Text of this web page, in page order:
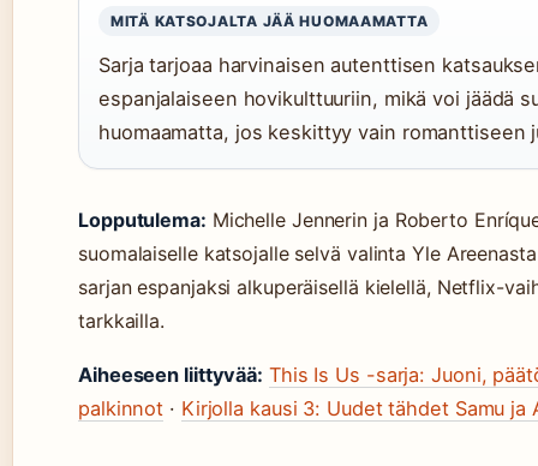
MITÄ KATSOJALTA JÄÄ HUOMAAMATTA
Sarja tarjoaa harvinaisen autenttisen
espanjalaiseen hovikulttuuriin, mikä voi jäädä
huomaamatta, jos keskittyy vain romanttiseen
Lopputulema: Michelle Jennerin ja Roberto
suomalaiselle katsojalle selvä valinta Yle
sarjan espanjaksi alkuperäisellä kielellä, Netflix-
tarkkailla.
Aiheeseen liittyvää: This Is Us -sarja: Juoni,
palkinnot · Kirjolla kausi 3: Uudet tähdet Samu ja